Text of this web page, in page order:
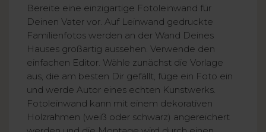
Bereite eine einzigartige Fotoleinwand für
Deinen Vater vor. Auf Leinwand gedruckte
Familienfotos werden an der Wand Deines
Hauses großartig aussehen. Verwende den
einfachen Editor. Wähle zunächst die Vorlage
aus, die am besten Dir gefällt, füge ein Foto ein
und werde Autor eines echten Kunstwerks.
Fotoleinwand kann mit einem dekorativen
Holzrahmen (weiß oder schwarz) angereichert